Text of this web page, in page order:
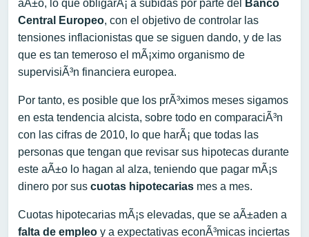
aÃ±o, lo que obligarÃ¡ a subidas por parte del
Banco
Central Europeo, con el objetivo de controlar las
tensiones inflacionistas que se siguen dando, y de las
que es tan temeroso el mÃ¡ximo organismo de
supervisiÃ³n financiera europea.
Por tanto, es posible que los prÃ³ximos meses sigamos
en esta tendencia alcista, sobre todo en comparaciÃ³n
con las cifras de 2010, lo que harÃ¡ que todas las
personas que tengan que revisar sus hipotecas durante
este aÃ±o lo hagan al alza, teniendo que pagar mÃ¡s
dinero por sus cuotas hipotecarias mes a mes.
Cuotas hipotecarias mÃ¡s elevadas, que se aÃ±aden a
falta de empleo y a expectativas econÃ³micas inciertas